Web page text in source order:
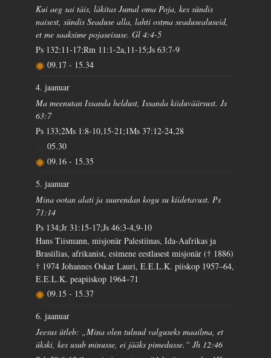
Kui aeg sai täis, läkitas Jumal oma Poja, kes sündis
naisest, sündis Seaduse alla, lahti ostma seadusealuseid,
et me saaksime pojaseisuse. Gl 4:4-5
Ps 132:11-17;Rm 11:1-2a,11-15;Js 63:7-9
09.17 - 15.34
4. jaanuar
Ma meenutan Issanda heldust, Issanda kiiduväärsust. Js
63:7
Ps 133;2Ms 1:8-10,15-21;1Ms 37:12-24,28
05.30
09.16 - 15.35
5. jaanuar
Mina ootan alati ja suurendan kogu su kiidetavust. Ps
71:14
Ps 134;Jr 31:15-17;Js 46:3-4,9-10
Hans Tiismann, misjonär Palestiinas, Ida-Aafrikas ja
Brasiilias, afrikanist, esimene eestlasest misjonär († 1886)
† 1974 Johannes Oskar Lauri, E.E.L.K. piiskop 1957–64,
E.E.L.K. peapiiskop 1964–71
09.15 - 15.37
6. jaanuar
Jeesus ütleb: „Mina olen tulnud valguseks maailma, et
ükski, kes usub minusse, ei jääks pimedusse.“ Jh 12:46